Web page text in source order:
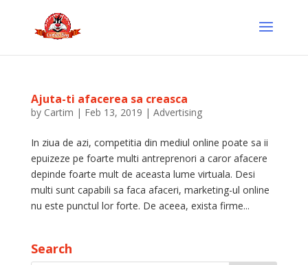
Ajuta-ti afacerea sa creasca
by Cartim | Feb 13, 2019 | Advertising
In ziua de azi, competitia din mediul online poate sa ii
epuizeze pe foarte multi antreprenori a caror afacere
depinde foarte mult de aceasta lume virtuala. Desi
multi sunt capabili sa faca afaceri, marketing-ul online
nu este punctul lor forte. De aceea, exista firme...
Search